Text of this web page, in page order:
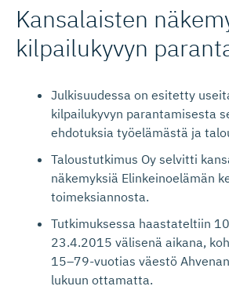
Kansalaisten
kilpailukyvyn
Julkisuudessa on esitetty
kilpailukyvyn parantamisesta
ehdotuksia työelämästä ja
Taloustutkimus Oy selvitti
näkemyksiä Elinkeinoelämän
toimeksiannosta.
Tutkimuksessa haastateltiin
23.4.2015 välisenä aikana,
15–79-vuotias väestö
lukuun ottamatta.